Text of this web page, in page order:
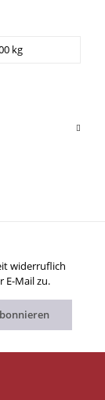
kg
widerruflich
Mail zu.